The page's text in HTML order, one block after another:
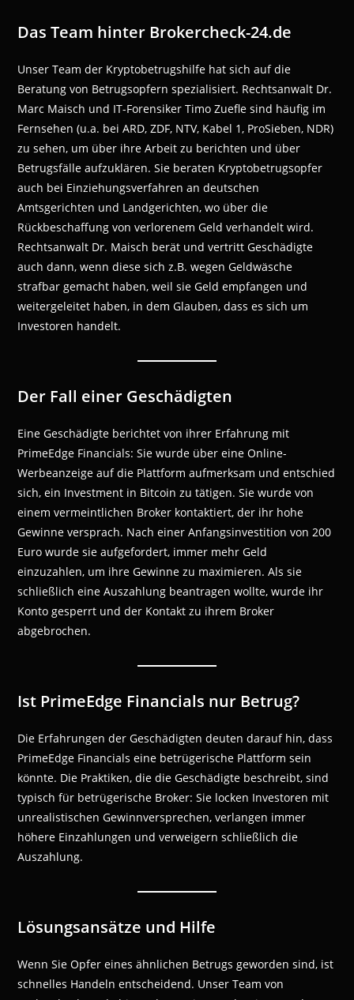
Das Team hinter Brokercheck-24.de
Unser Team der Kryptobetrugshilfe hat sich auf die
Beratung von Betrugsopfern spezialisiert. Rechtsanwalt Dr.
Marc Maisch und IT-Forensiker Timo Zuefle sind häufig im
Fernsehen (u.a. bei ARD, ZDF, NTV, Kabel 1, ProSieben, NDR)
zu sehen, um über ihre Arbeit zu berichten und über
Betrugsfälle aufzuklären. Sie beraten Kryptobetrugsopfer
auch bei Einziehungsverfahren an deutschen
Amtsgerichten und Landgerichten, wo über die
Rückbeschaffung von verlorenem Geld verhandelt wird.
Rechtsanwalt Dr. Maisch berät und vertritt Geschädigte
auch dann, wenn diese sich z.B. wegen Geldwäsche
strafbar gemacht haben, weil sie Geld empfangen und
weitergeleitet haben, in dem Glauben, dass es sich um
Investoren handelt.
Der Fall einer Geschädigten
Eine Geschädigte berichtet von ihrer Erfahrung mit
PrimeEdge Financials: Sie wurde über eine Online-
Werbeanzeige auf die Plattform aufmerksam und entschied
sich, ein Investment in Bitcoin zu tätigen. Sie wurde von
einem vermeintlichen Broker kontaktiert, der ihr hohe
Gewinne versprach. Nach einer Anfangsinvestition von 200
Euro wurde sie aufgefordert, immer mehr Geld
einzuzahlen, um ihre Gewinne zu maximieren. Als sie
schließlich eine Auszahlung beantragen wollte, wurde ihr
Konto gesperrt und der Kontakt zu ihrem Broker
abgebrochen.
Ist PrimeEdge Financials nur Betrug?
Die Erfahrungen der Geschädigten deuten darauf hin, dass
PrimeEdge Financials eine betrügerische Plattform sein
könnte. Die Praktiken, die die Geschädigte beschreibt, sind
typisch für betrügerische Broker: Sie locken Investoren mit
unrealistischen Gewinnversprechen, verlangen immer
höhere Einzahlungen und verweigern schließlich die
Auszahlung.
Lösungsansätze und Hilfe
Wenn Sie Opfer eines ähnlichen Betrugs geworden sind, ist
schnelles Handeln entscheidend. Unser Team von